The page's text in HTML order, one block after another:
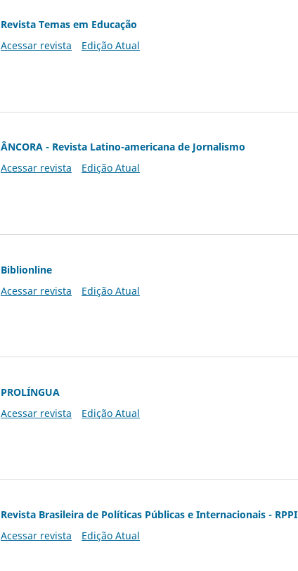
Revista Temas em Educação
Acessar revista
Edição Atual
ÂNCORA - Revista Latino-americana de Jornalismo
Acessar revista
Edição Atual
Biblionline
Acessar revista
Edição Atual
PROLÍNGUA
Acessar revista
Edição Atual
Revista Brasileira de Políticas Públicas e Internacionais - RPPI
Acessar revista
Edição Atual